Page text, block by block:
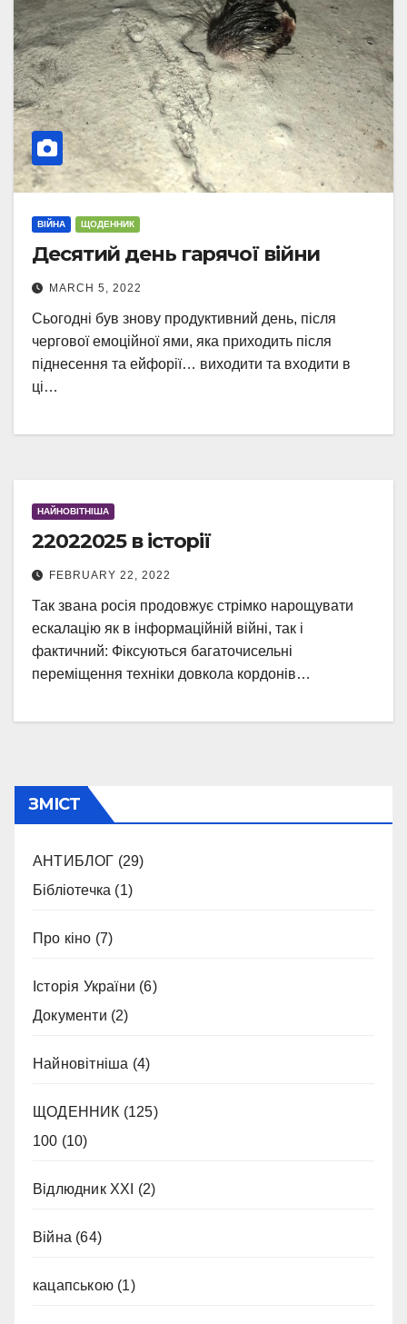
ВІЙНА ЩОДЕННИК
Десятий день гарячої війни
MARCH 5, 2022
Сьогодні був знову продуктивний день, після
чергової емоційної ями, яка приходить після
піднесення та ейфорії… виходити та входити в
ці…
НАЙНОВІТНІША
22022025 в історії
FEBRUARY 22, 2022
Так звана росія продовжує стрімко нарощувати
ескалацію як в інформаційній війні, так і
фактичний: Фіксуються багаточисельні
переміщення техніки довкола кордонів…
ЗМІСТ
АНТИБЛОГ (29)
Бібліотечка (1)
Про кіно (7)
Історія України (6)
Документи (2)
Найновітніша (4)
ЩОДЕННИК (125)
100 (10)
Відлюдник XXI (2)
Війна (64)
кацапською (1)